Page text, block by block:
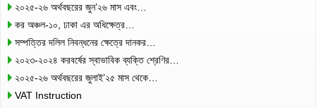
২০২৫-২৬ অর্থবছরের জুন’২৬ মাস এবং…
কর অঞ্চল-১০, ঢাকা এর অধিক্ষেত্র…
সম্পত্তির দলিল নিবন্ধনের ক্ষেত্রে দানকর…
২০২৩-২০২৪ করবর্ষের স্বাভাবিক ব্যক্তি শ্রেণির…
২০২৫-২৬ অর্থবছরের জুলাই’২৫ মাস থেকে…
VAT Instruction